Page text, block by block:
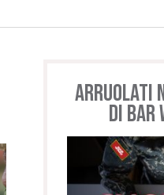
Arruolati
di